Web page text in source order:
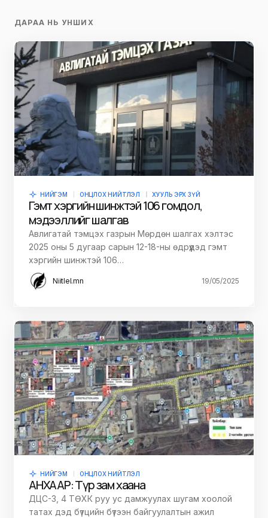
ДАРАА НЬ УНШИХ
НИЙГЭМ ОНЦЛОХ НИЙТЛЭЛ ХУУЛЬ ЭРХ ЗҮЙ
Гэмт хэргийн шинжтэй 106 гомдол,
мэдээллийг шалгав
Авлигатай тэмцэх газрын Мөрдөн шалгах хэлтэс
2025 оны 5 дугаар сарын 12-18-ны өдрүүдэд гэмт
хэргийн шинжтэй 106…
Niitlel.mn 19/05/2025
НИЙГЭМ ОНЦЛОХ НИЙТЛЭЛ
АНХААР: Түр зам хаана
ДЦС-3, 4 ТӨХК руу ус дамжуулах шугам хоолой
татах дэд бүтцийн бүтээн байгуулалтын ажил